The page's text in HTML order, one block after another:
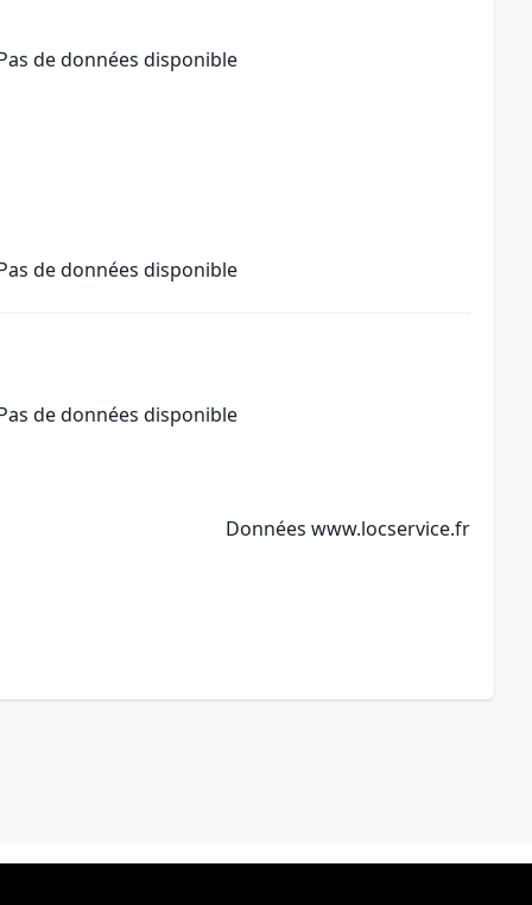
de données disponible
de données disponible
de données disponible
Données www.locservice.fr